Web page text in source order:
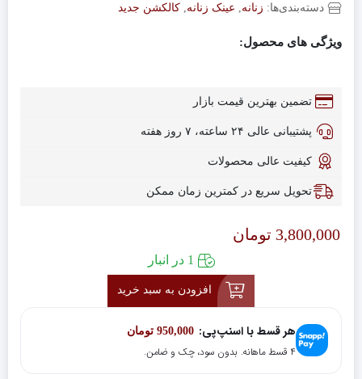
دسته‌بندی‌ها: زنانه عینک زنانه کالکشن جدید
ویژگی های محصول:
تضمین بهترین قیمت بازار
پشتیبانی عالی ۲۴ ساعته، ۷ روز هفته
کیفیت عالی محصولات
تحویل سریع در کمترین زمان ممکن
3,800,000 تومان
1 در انبار
افزودن به سبد خرید
هر قسط با اسنپ‌پی: 950,000 تومان
۴ قسط ماهانه. بدون سود، چک و ضامن.